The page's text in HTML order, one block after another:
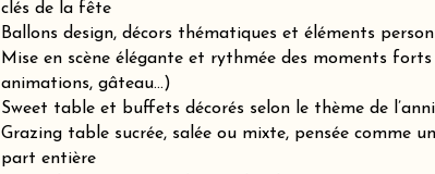
clés de la fête
Ballons design, décors thématiques et éléments
Mise en scène élégante et rythmée des moments forts
animations, gâteau…)
Sweet table et buffets décorés selon le thème de
Grazing table sucrée, salée ou mixte, pensée comme
part entière